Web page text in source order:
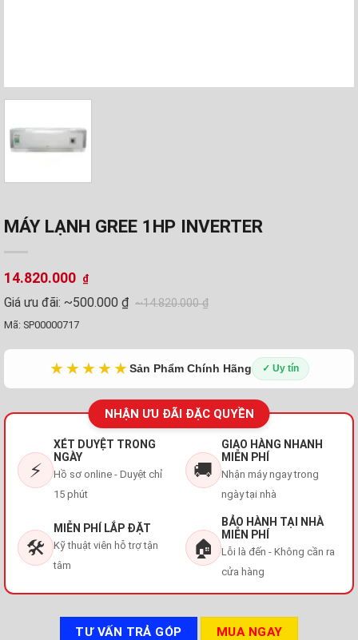
MÁY LẠNH GREE 1HP INVERTER
14.820.000 ₫
Giá ưu đãi: ~500.000 ₫ ~14.820.000 ₫
Mã: SP00000717
★★★★★Sản Phẩm Chính Hãng ✓ Uy tín
NHẬN ƯU ĐÃI ĐẶC QUYỀN
⚡
XÉT DUYỆT TRONG
NGÀY
Hồ sơ online - Duyệt chỉ
15 phút
🚚
GIAO HÀNG NHANH
MIỄN PHÍ
Nhận máy ngay trong
ngày tại nhà
🛠️
MIỄN PHÍ LẮP ĐẶT
Kỹ thuật viên hỗ trợ tận
tâm
🏠
BẢO HÀNH TẠI NHÀ
MIỄN PHÍ
Lỗi là đến - Không cần ra
cửa hàng
TƯ VẤN TRẢ GÓP MUA NGAY